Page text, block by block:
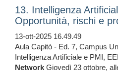
13. Intelligenza
Opportunità, rischi e
13-ott-2025 16.49.49
Aula Capitò - Ed. 7, Campus
Intelligenza Artificiale e PMI,
Network Giovedì 23 ottobre,